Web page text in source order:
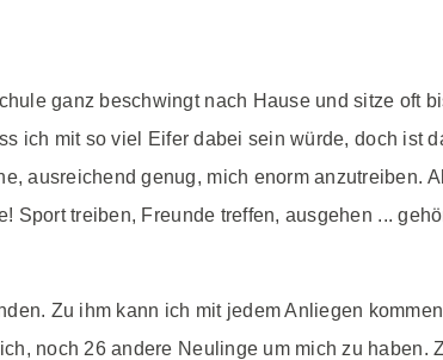
ganz beschwingt nach Hause und sitze oft
ich mit so viel Eifer dabei sein würde, doch ist
ausreichend genug, mich enorm anzutreiben.
treiben, Freunde treffen, ausgehen ...
Zu ihm kann ich mit jedem Anliegen
noch 26 andere Neulinge um mich zu haben.